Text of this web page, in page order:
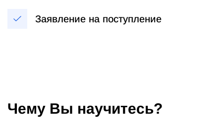
Заявление на поступление
Чему Вы научитесь?